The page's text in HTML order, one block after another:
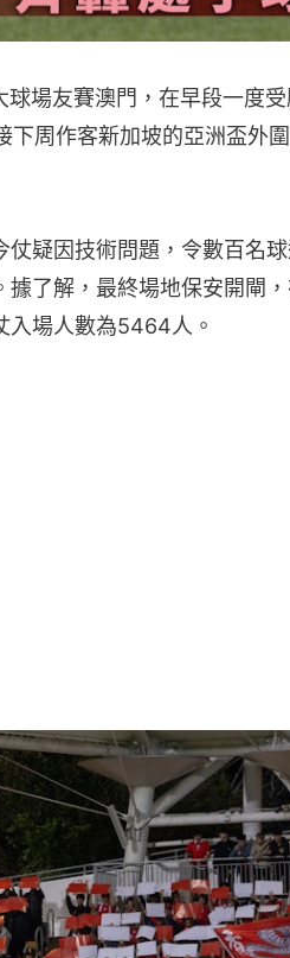
場友賽澳門，在早段一度受
周作客新加坡的亞洲盃外圍
疑因技術問題，令數百名
了解，最終場地保安開閘
入場人數為5464人。